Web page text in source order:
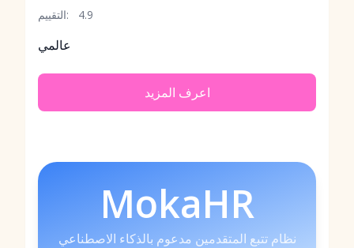
التقييم:
4.9
عالمي
اعرف المزيد
MokaHR
نظام تتبع المتقدمين مدعوم بالذكاء الاصطناعي